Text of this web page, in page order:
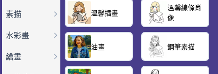
素描
水彩畫
繪畫
溫馨插畫
溫馨線條肖
像
油畫 鋼筆素描